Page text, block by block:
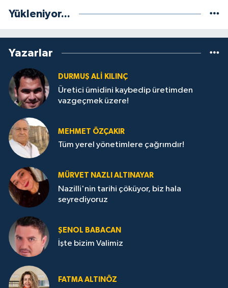
Yükleniyor...
Yazarlar
DURMUŞ ALI KILINÇ
Üretici ümidini kaybedip üretimden
vazgeçmek üzere!
MEHMET ÖZÇAKIR
Tüm yerel yönetimlere çağrımdır!
MÜRVET NAZLI ALTINAYAR
Nazilli'nin tarihi çöküyor, biz hala
seyrediyoruz
ŞENOL BABACAN
İşte bizim Valimiz
FATMA ALTINÖZ